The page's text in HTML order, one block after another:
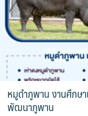
หมูดำภูพาน งานศึกษ
พัฒนาภูพาน